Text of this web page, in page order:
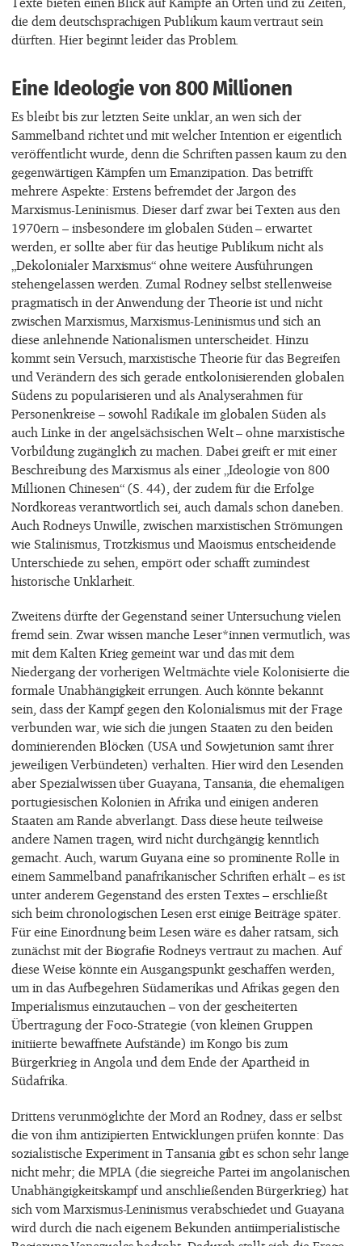
die dem deutschsprachigen Publikum kaum vertraut sein
dürften. Hier beginnt leider das Problem.
Eine Ideologie von 800 Millionen
Es bleibt bis zur letzten Seite unklar, an wen sich der
Sammelband richtet und mit welcher Intention er eigentlich
veröffentlicht wurde, denn die Schriften passen kaum zu den
gegenwärtigen Kämpfen um Emanzipation. Das betrifft
mehrere Aspekte: Erstens befremdet der Jargon des
Marxismus-Leninismus. Dieser darf zwar bei Texten aus den
1970ern – insbesondere im globalen Süden – erwartet
werden, er sollte aber für das heutige Publikum nicht als
„Dekolonialer Marxismus“ ohne weitere Ausführungen
stehengelassen werden. Zumal Rodney selbst stellenweise
pragmatisch in der Anwendung der Theorie ist und nicht
zwischen Marxismus, Marxismus-Leninismus und sich an
diese anlehnende Nationalismen unterscheidet. Hinzu
kommt sein Versuch, marxistische Theorie für das Begreifen
und Verändern des sich gerade entkolonisierenden globalen
Südens zu popularisieren und als Analyserahmen für
Personenkreise – sowohl Radikale im globalen Süden als
auch Linke in der angelsächsischen Welt – ohne marxistische
Vorbildung zugänglich zu machen. Dabei greift er mit einer
Beschreibung des Marxismus als einer „Ideologie von 800
Millionen Chinesen“ (S. 44), der zudem für die Erfolge
Nordkoreas verantwortlich sei, auch damals schon daneben.
Auch Rodneys Unwille, zwischen marxistischen Strömungen
wie Stalinismus, Trotzkismus und Maoismus entscheidende
Unterschiede zu sehen, empört oder schafft zumindest
historische Unklarheit.
Zweitens dürfte der Gegenstand seiner Untersuchung vielen
fremd sein. Zwar wissen manche Leser*innen vermutlich, was
mit dem Kalten Krieg gemeint war und das mit dem
Niedergang der vorherigen Weltmächte viele Kolonisierte die
formale Unabhängigkeit errungen. Auch könnte bekannt
sein, dass der Kampf gegen den Kolonialismus mit der Frage
verbunden war, wie sich die jungen Staaten zu den beiden
dominierenden Blöcken (USA und Sowjetunion samt ihrer
jeweiligen Verbündeten) verhalten. Hier wird den Lesenden
aber Spezialwissen über Guayana, Tansania, die ehemaligen
portugiesischen Kolonien in Afrika und einigen anderen
Staaten am Rande abverlangt. Dass diese heute teilweise
andere Namen tragen, wird nicht durchgängig kenntlich
gemacht. Auch, warum Guyana eine so prominente Rolle in
einem Sammelband panafrikanischer Schriften erhält – es ist
unter anderem Gegenstand des ersten Textes – erschließt
sich beim chronologischen Lesen erst einige Beiträge später.
Für eine Einordnung beim Lesen wäre es daher ratsam, sich
zunächst mit der Biografie Rodneys vertraut zu machen. Auf
diese Weise könnte ein Ausgangspunkt geschaffen werden,
um in das Aufbegehren Südamerikas und Afrikas gegen den
Imperialismus einzutauchen – von der gescheiterten
Übertragung der Foco-Strategie (von kleinen Gruppen
initiierte bewaffnete Aufstände) im Kongo bis zum
Bürgerkrieg in Angola und dem Ende der Apartheid in
Südafrika.
Drittens verunmöglichte der Mord an Rodney, dass er selbst
die von ihm antizipierten Entwicklungen prüfen konnte: Das
sozialistische Experiment in Tansania gibt es schon sehr lange
nicht mehr; die MPLA (die siegreiche Partei im angolanischen
Unabhängigkeitskampf und anschließenden Bürgerkrieg) hat
sich vom Marxismus-Leninismus verabschiedet und Guayana
wird durch die nach eigenem Bekunden antiimperialistische